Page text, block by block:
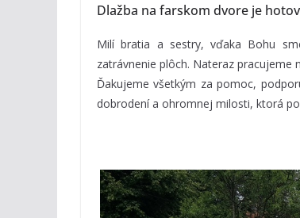
Dlažba na farskom dvore je
Milí bratia a sestry, vďaka Bohu
zatrávnenie plôch. Nateraz
Ďakujeme všetkým za pomoc,
dobrodení a ohromnej milosti, ktorá